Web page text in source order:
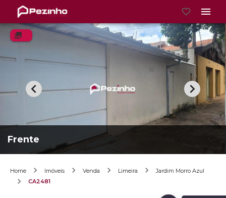
Frente
Home Imóveis Venda Limeira
Jardim Morro Azul
CA2481